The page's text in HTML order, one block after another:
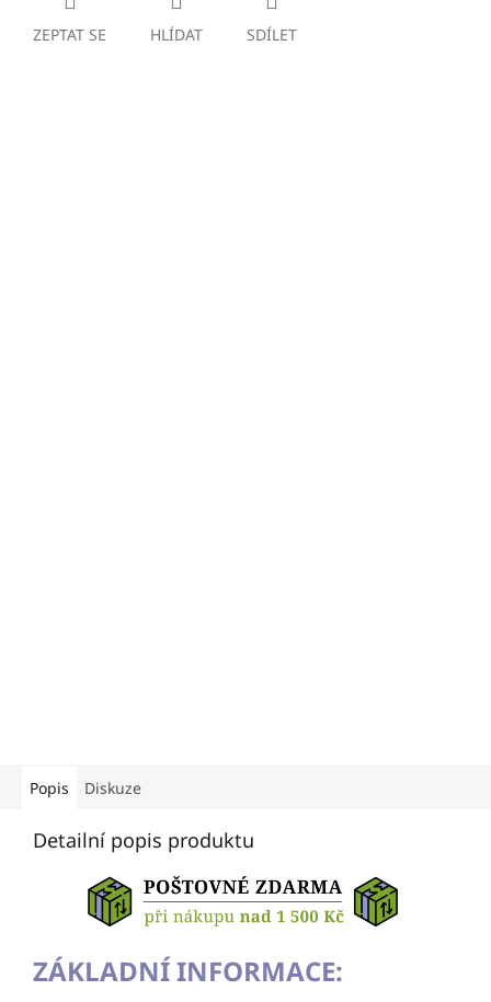
ZEPTAT SE HLÍDAT SDÍLET
Popis Diskuze
Detailní popis produktu
ZÁKLADNÍ INFORMACE: